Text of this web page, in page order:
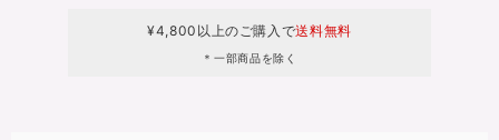
¥4,800以上のご購入で送料無料
＊一部商品を除く